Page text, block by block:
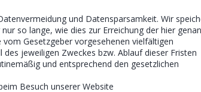
und Datensparsamkeit. Wir
so lange, wie dies zur Erreichung der hier
Gesetzgeber vorgesehenen vielfältigen
jeweiligen Zweckes bzw. Ablauf dieser Fristen
und entsprechend den gesetzlichen
Besuch unserer Website